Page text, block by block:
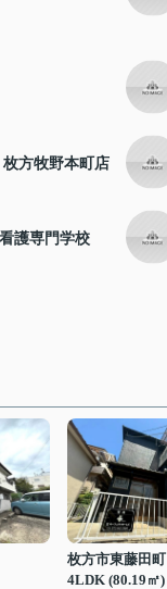
方牧野本町店
護専門学校
枚方市東藤田町
4LDK (80.19㎡)